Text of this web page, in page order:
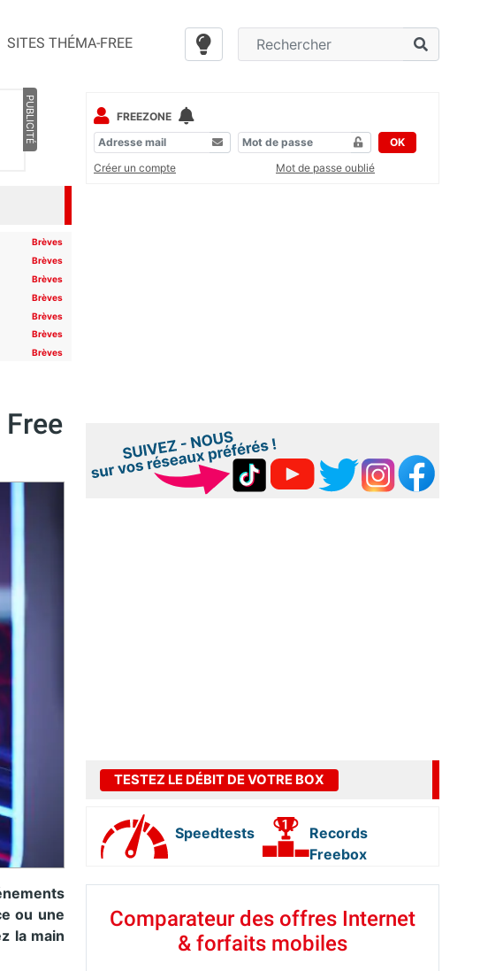
SITES THÉMA-FREE
PUBLICITÉ
Brèves
Brèves
Brèves
Brèves
Brèves
Brèves
Brèves
ou une
la main
FREEZONE
OK
Créer un compte
Mot de passe oublié
TESTEZ LE DÉBIT DE VOTRE BOX
Speedtests
Records
Freebox
Comparateur des offres Internet
& forfaits mobiles